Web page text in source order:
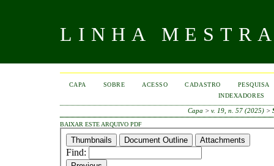
LINHA
CAPA SOBRE ACESSO CADASTRO
PESQUISA
INDEXADORES
Capa > v. 19, n. 57 (2025)>
BAIXAR ESTE ARQUIVO PDF